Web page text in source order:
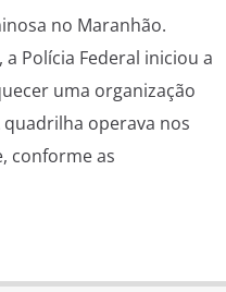
no Maranhão.
Polícia Federal iniciou a
uma organização
operava nos
conforme as